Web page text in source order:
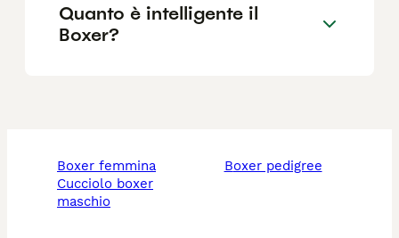
Quanto è intelligente il
Boxer?
boxer femmina
cucciolo boxer
maschio
boxer pedigree